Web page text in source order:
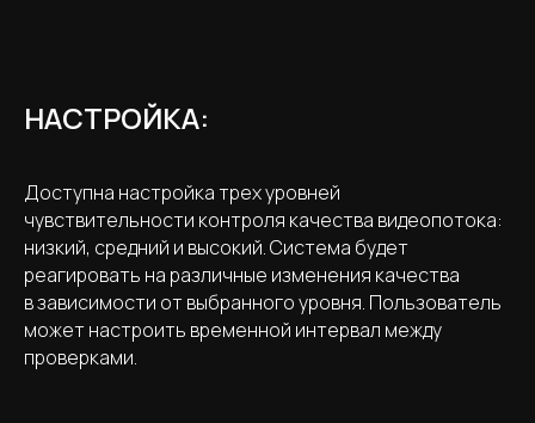
НАСТРОЙКА:
Доступна настройка трех уровней
чувствительности контроля качества видеопотока:
низкий, средний и высокий. Система будет
реагировать на различные изменения качества
в зависимости от выбранного уровня. Пользователь
может настроить временной интервал между
проверками.